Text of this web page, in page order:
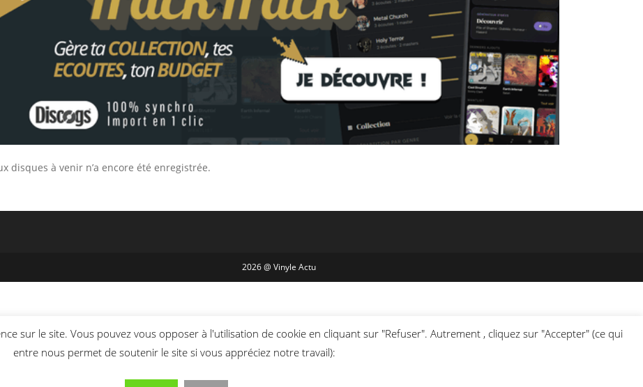
disques à venir n’a encore été enregistrée.
2026 @ Vinyle Actu
sur le site. Vous pouvez vous opposer à l'utilisation de cookie en cliquant sur "Refuser". Autrement , cliquez sur "Accepter" (ce qui
entre nous permet de soutenir le site si vous appréciez notre travail):